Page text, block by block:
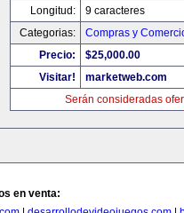
Longitud:
9 caracteres
Categorias:
Compras y
Precio:
$25,000.00
Visitar!
marketweb.com
Serán consideradas
en venta: